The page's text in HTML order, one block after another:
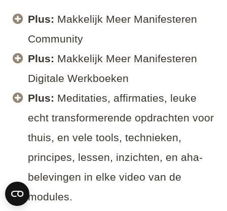
Plus: Makkelijk Meer Manifesteren
Community
Plus: Makkelijk Meer Manifesteren
Digitale Werkboeken
Plus: Meditaties, affirmaties, leuke
echt transformerende opdrachten voor
thuis, en vele tools, technieken,
principes, lessen, inzichten, en aha-
belevingen in elke video van de
modules.